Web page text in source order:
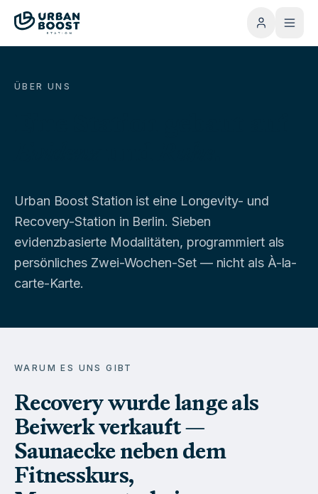
ÜBER UNS
Urban Boost Station ist eine Longevity- und
Recovery-Station in Berlin. Sieben
evidenzbasierte Modalitäten, programmiert als
persönliches Zwei-Wochen-Set — nicht als À-la-
carte-Karte.
WARUM ES UNS GIBT
Recovery wurde lange als
Beiwerk verkauft —
Saunaecke neben dem
Fitnesskurs,